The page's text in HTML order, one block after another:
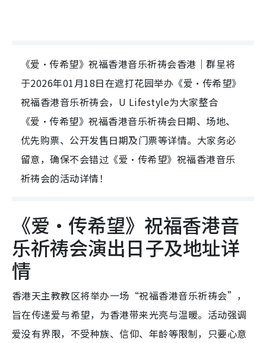
《爱‧传希望》祝福香港音乐祈祷会香港｜群星将
于2026年01月18日在遮打花园举办《爱‧传希望》
祝福香港音乐祈祷会，U Lifestyle为大家整合
《爱‧传希望》祝福香港音乐祈祷会日期、场地、
优先购票、公开发售日期及门票等详情。大家务必
留意，确保不会错过《爱‧传希望》祝福香港音乐
祈祷会的活动详情！
《爱‧传希望》祝福香港音
乐祈祷会演出日子及地址详
情
香港天主教教区将举办一场“祝福香港音乐祈祷会”，
旨在传递爱与希望，为香港带来光亮与温暖。活动强调
爱没有界限，不受种族、信仰、年龄等限制，只要心意